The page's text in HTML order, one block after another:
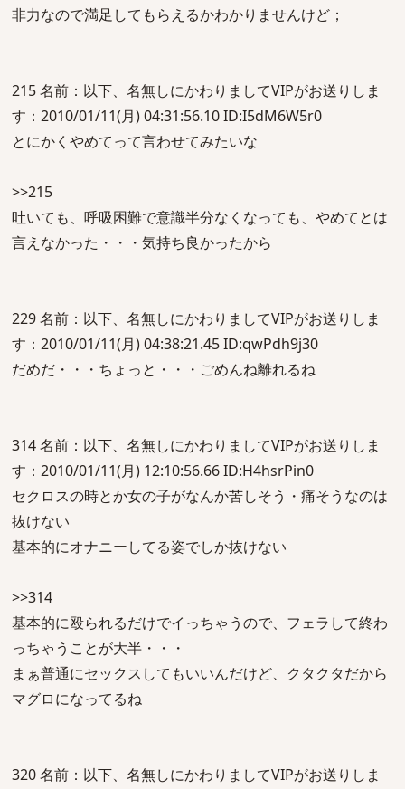
非力なので満足してもらえるかわかりませんけど；
215 名前：以下、名無しにかわりましてVIPがお送りしま
す：2010/01/11(月) 04:31:56.10 ID:I5dM6W5r0
とにかくやめてって言わせてみたいな
>>215
吐いても、呼吸困難で意識半分なくなっても、やめてとは
言えなかった・・・気持ち良かったから
229 名前：以下、名無しにかわりましてVIPがお送りしま
す：2010/01/11(月) 04:38:21.45 ID:qwPdh9j30
だめだ・・・ちょっと・・・ごめんね離れるね
314 名前：以下、名無しにかわりましてVIPがお送りしま
す：2010/01/11(月) 12:10:56.66 ID:H4hsrPin0
セクロスの時とか女の子がなんか苦しそう・痛そうなのは
抜けない
基本的にオナニーしてる姿でしか抜けない
>>314
基本的に殴られるだけでイっちゃうので、フェラして終わ
っちゃうことが大半・・・
まぁ普通にセックスしてもいいんだけど、クタクタだから
マグロになってるね
320 名前：以下、名無しにかわりましてVIPがお送りしま